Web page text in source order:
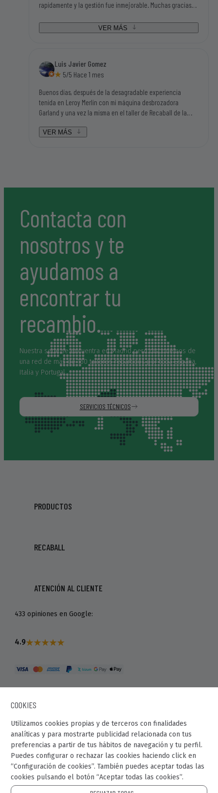
rapidamente y la gestión fue inmejorable. Muchas gracias
VER MÁS
Luis Javier Gomez
5/5 Hace 1 mes
Buenos días, después de la desagradable experiencia
tenida en Leroy Merlín con mi máquina desbrozadora
Garland y una vez la misma en el taller de Recaball de la
atendidos por Lorena y por Daniel que han sido dos
muy fuerte para Lorena y Daniel.
VER MÁS
Contacta con
nosotros y te
ayudamos a
encontrar tu
recambio.
Nuestra sede se encuentra en Madrid pero disponemos de
una red de más de 150 talleres repartidos por toda España,
Italia y Portugal.
SERVICIOS TÉCNICOS
PRODUCTOS
RECABALL
ATENCIÓN AL CLIENTE
433 opiniones en Google:
4.9
© Recaball 2022.
Calle Fragua, 20. Pol. Ind Los Rosales.
28932 - Móstoles (Madrid)
COOKIES
Utilizamos cookies propias y de terceros con finalidades
analíticas y para mostrarte publicidad relacionada con tus
preferencias a partir de tus hábitos de navegación y tu perfil.
Puedes configurar o rechazar las cookies haciendo click en
“Configuración de cookies”. También puedes aceptar todas las
cookies pulsando el botón “Aceptar todas las cookies”.